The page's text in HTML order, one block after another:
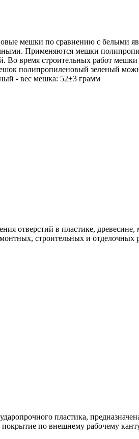
мешки по сравнению с белыми
Применяются мешки
Во время строительных работ
полипропиленовый зеленый
- вес мешка: 52±3 грамм
в пластике, древесине,
строительных и отделочных
пластика,
по внешнему рабочему